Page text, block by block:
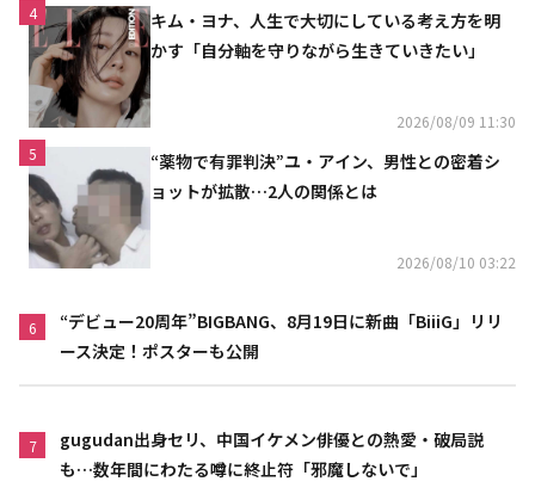
4
キム・ヨナ、人生で大切にしている考え方を明
かす「自分軸を守りながら生きていきたい」
2026/08/09 11:30
5
“薬物で有罪判決”ユ・アイン、男性との密着シ
ョットが拡散…2人の関係とは
2026/08/10 03:22
6
“デビュー20周年”BIGBANG、8月19日に新曲「BiiiG」リリ
ース決定！ポスターも公開
7
gugudan出身セリ、中国イケメン俳優との熱愛・破局説
も…数年間にわたる噂に終止符「邪魔しないで」